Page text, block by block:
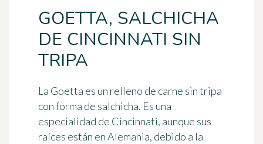
GOETTA, SALCHICHA
DE CINCINNATI SIN
TRIPA
La Goetta es un relleno de carne sin tripa
con forma de salchicha. Es una
especialidad de Cincinnati, aunque sus
raíces están en Alemania, debido a la